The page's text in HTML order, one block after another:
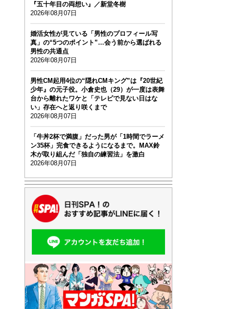
『五十年目の両想い』／新堂冬樹
2026年08月07日
婚活女性が見ている「男性のプロフィール写
真」の“5つのポイント”…会う前から選ばれる
男性の共通点
2026年08月07日
男性CM起用4位の“隠れCMキング”は『20世紀
少年』の元子役。小倉史也（29）が一度は表舞
台から離れたワケと「テレビで見ない日はな
い」存在へと返り咲くまで
2026年08月07日
「牛丼2杯で満腹」だった男が「1時間でラーメ
ン35杯」完食できるようになるまで。MAX鈴
木が取り組んだ「独自の練習法」を激白
2026年08月07日